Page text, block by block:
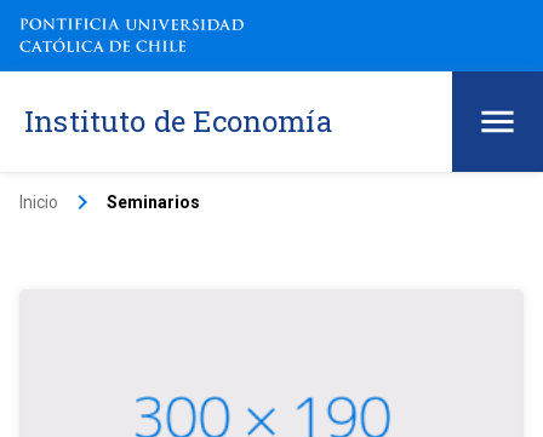
Instituto de Economía
Inicio keyboard_arrow_right Seminarios